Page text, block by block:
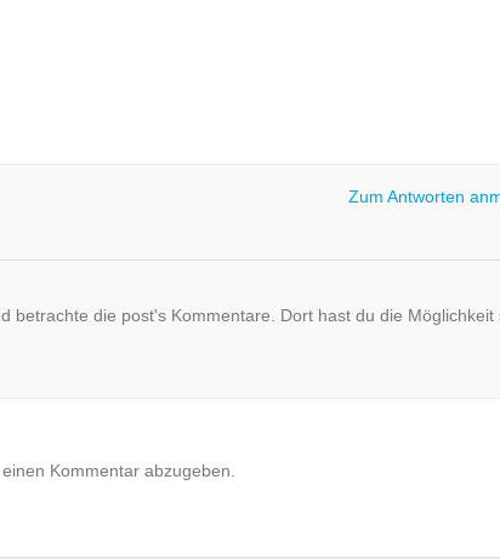
betrachte die post's Kommentare. Dort hast du die Möglichkeit
Zum Antworten
Kommentar abzugeben.